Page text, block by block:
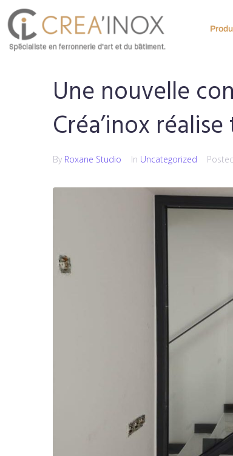
Une nouvelle
Créa’inox
By Roxane Studio In Uncategorized